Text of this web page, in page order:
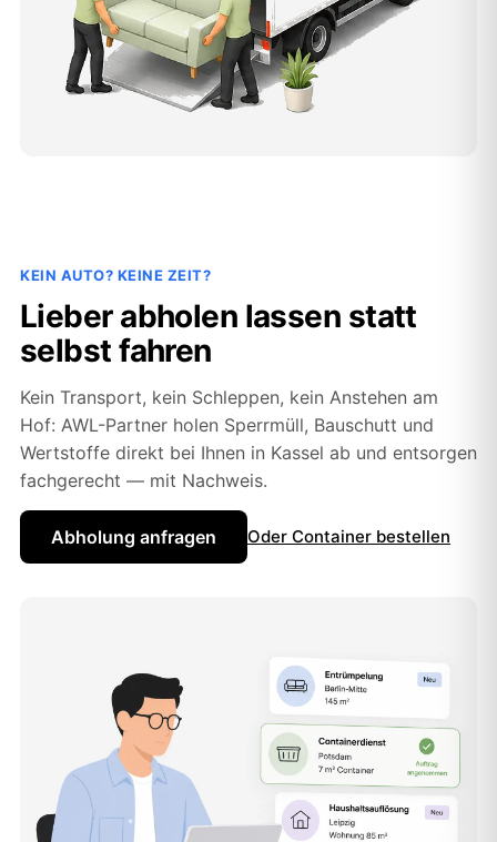
KEIN AUTO? KEINE ZEIT?
Lieber abholen lassen statt
selbst fahren
Kein Transport, kein Schleppen, kein Anstehen am
Hof: AWL-Partner holen Sperrmüll, Bauschutt und
Wertstoffe direkt bei Ihnen in Kassel ab und entsorgen
fachgerecht — mit Nachweis.
Abholung anfragen Oder Container bestellen